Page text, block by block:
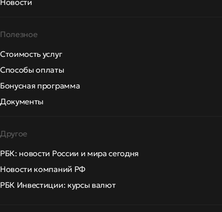
Новости
Полезное
Стоимость услуг
Способы оплаты
Бонусная программа
Документы
Другое
РБК: новости России и мира сегодня
Новости компаний РФ
РБК Инвестиции: курсы валют